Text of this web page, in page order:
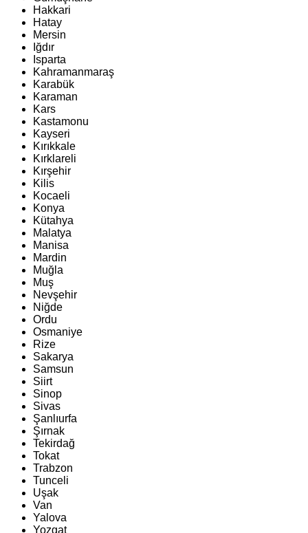
Hakkari
Hatay
Mersin
Iğdır
Isparta
Kahramanmaraş
Karabük
Karaman
Kars
Kastamonu
Kayseri
Kırıkkale
Kırklareli
Kırşehir
Kilis
Kocaeli
Konya
Kütahya
Malatya
Manisa
Mardin
Muğla
Muş
Nevşehir
Niğde
Ordu
Osmaniye
Rize
Sakarya
Samsun
Siirt
Sinop
Sivas
Şanlıurfa
Şırnak
Tekirdağ
Tokat
Trabzon
Tunceli
Uşak
Van
Yalova
Yozgat